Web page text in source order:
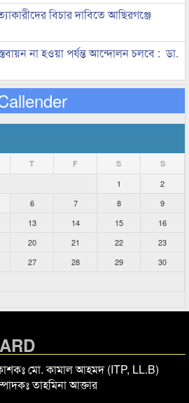
বিচার দাবিতে আছিরগঞ্জে
না হওয়া পর্যন্ত আন্দোলন চলবে : ডা.
T F S S
1
2
6 7 8
9
13 14 15
16
20 21 22
23
27 28 29
30
মো. কামাল আহমদ (ITP, LL.B)
তাহমিনা আক্তার